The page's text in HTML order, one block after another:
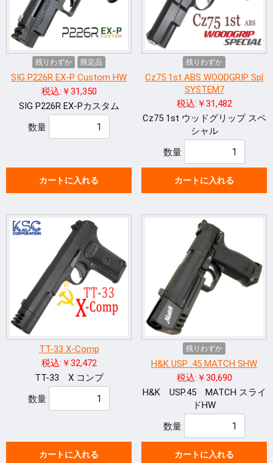
残りわずか 限定品
SIG P226R EX-P Custom HW
税込:￥31,350
SIG P226R EX-Pカスタム
数量
カートに入れる
残りわずか
Cz75 1st ABS WOODGRIP Spl
SYSTEM7
税込:￥31,482
Cz75 1st ウッドグリップ スペ
シャル
数量
カートに入れる
TT-33 X-Comp
税込:￥32,472
TT-33 X コンプ
数量
カートに入れる
残りわずか
H&K USP .45 MATCH SHW
税込:￥30,690
H&K USP.45 MATCH スライ
ドHW
数量
カートに入れる